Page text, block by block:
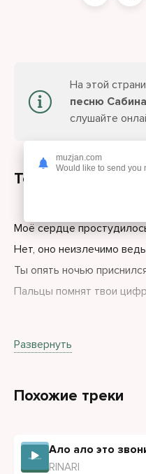
На этой
песню
слушайте
Текст песни
Моё сердце
Нет, оно неизлечимо
Ты опять ночью
Пальцы помнят твои
Алло, алло, алло, алло-о-о
Забудем всё то, что
Все люди смотрят как
Ты моя психушка, откуда
Развернуть
Похожие треки
Ало ало это
RINARI
muzjan.com
Would like to send you